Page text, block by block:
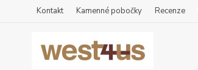
Kontakt Kamenné pobočky Recenze